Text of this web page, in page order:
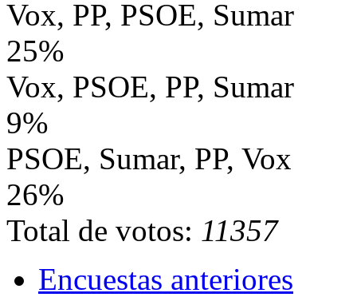
Vox, PP, PSOE, Sumar
25%
Vox, PSOE, PP, Sumar
9%
PSOE, Sumar, PP, Vox
26%
Total de votos: 11357
Encuestas anteriores